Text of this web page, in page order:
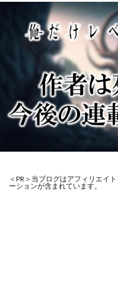
＜PR＞当ブログはアフィリエイ
ーションが含まれています。